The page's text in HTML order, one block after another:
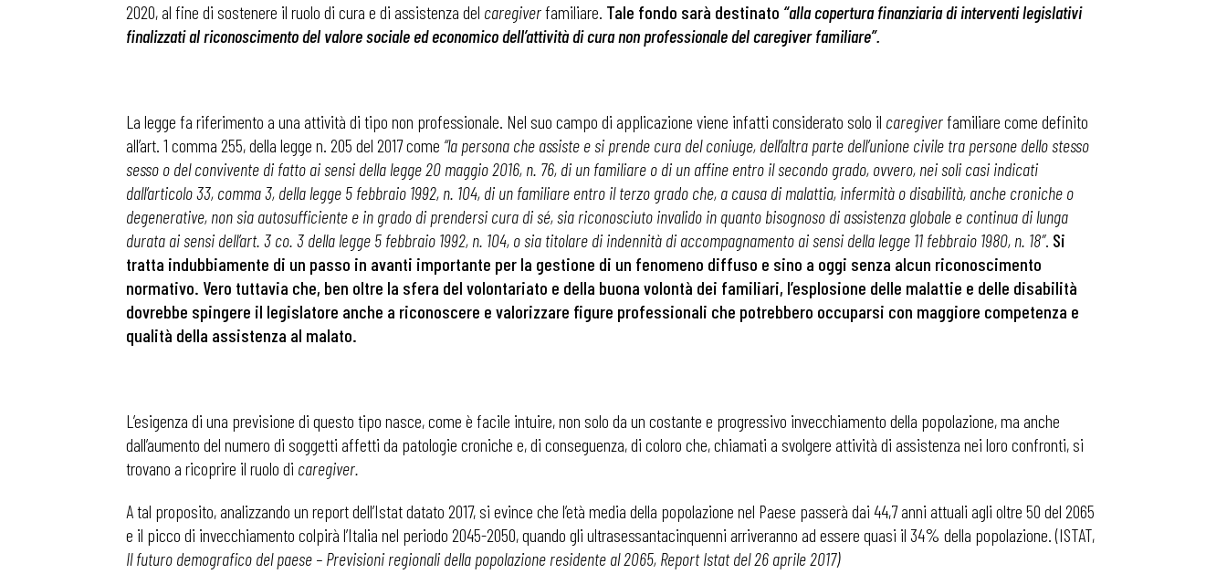
2020, al fine di sostenere il ruolo di cura e di assistenza del caregiverfamiliare. Tale fondo sarà destinato “alla copertura finanziaria di interventi legislativi
finalizzati al riconoscimento del valore sociale ed economico dell’attivitàdi cura non professionale del caregiver familiare”.
La legge fa riferimento a una attività di tipo non professionale. Nel suo campo di applicazione viene infatti considerato solo il caregiverfamiliare come definito
all’art. 1 comma 255, della legge n. 205 del 2017 come “la persona che assiste e si prende cura del coniuge, dell’altra parte dell’unione civile tra persone dello stesso
sesso o del convivente di fatto ai sensi della legge 20 maggio 2016, n. 76, di un familiare o di un affine entro il secondo grado, ovvero, nei soli casi indicati
dall’articolo 33, comma 3, della legge 5 febbraio 1992, n. 104, di un familiare entro il terzo grado che, a causa di malattia, infermità o disabilità, anche croniche o
degenerative, non sia autosufficiente e in grado di prendersi cura di sé, sia riconosciuto invalido in quanto bisognoso di assistenza globale e continua di lunga
durata ai sensi dell’art. 3 co. 3 della legge 5 febbraio 1992, n. 104, o sia titolare di indennità di accompagnamento ai sensi della legge 11 febbraio 1980, n. 18″. Si
tratta indubbiamente di un passo in avanti importante per la gestione di un fenomeno diffuso e sino a oggi senza alcun riconoscimento
normativo. Vero tuttavia che, ben oltre la sfera del volontariato e della buona volontà dei familiari, l’esplosione delle malattie e delle disabilità
dovrebbe spingere il legislatore anche a riconoscere e valorizzare figure professionali che potrebbero occuparsi con maggiore competenza e
qualità della assistenza al malato.
L’esigenza di una previsione di questo tipo nasce, come è facile intuire, non solo da un costante e progressivo invecchiamento della popolazione, ma anche
dall’aumento del numero di soggetti affetti da patologie croniche e, di conseguenza, di coloro che, chiamati a svolgere attività di assistenza nei loro confronti, si
trovano a ricoprire il ruolo di caregiver.
A tal proposito, analizzando un report dell’Istat datato 2017, si evince che l’età media della popolazione nel Paese passerà dai 44,7 anni attuali agli oltre 50 del 2065
e il picco di invecchiamento colpirà l’Italia nel periodo 2045-2050, quando gli ultrasessantacinquenni arriveranno ad essere quasi il 34% della popolazione. (ISTAT,
Il futuro demografico del paese – Previsioni regionali della popolazione residente al 2065, Report Istat del 26 aprile 2017)